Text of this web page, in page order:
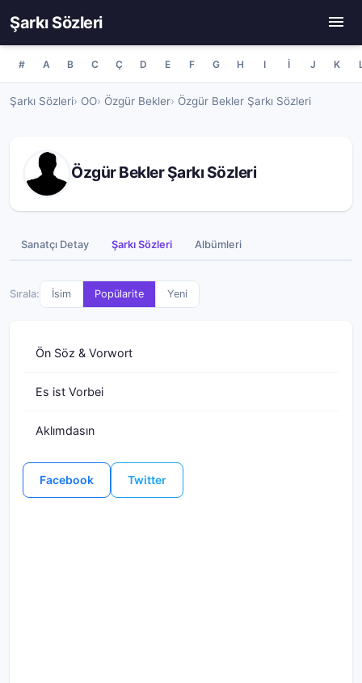
Şarkı Sözleri
# A B C Ç D E F G H I İ J K
Şarkı Sözleri OO Özgür Bekler Özgür Bekler Şarkı Sözleri
Özgür Bekler Şarkı Sözleri
Sanatçı Detay Şarkı Sözleri Albümleri
Sırala: İsim Popülarite Yeni
Ön Söz & Vorwort
Es ist Vorbei
Aklımdasın
Facebook Twitter